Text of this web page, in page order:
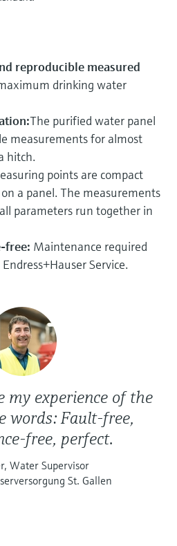
order code,
reproducible measured
drinking water
The purified water panel
measurements for almost
hitch.
points are compact
a panel. The measurements
parameters run together in
free: Maintenance required
Service.
my experience of the
words: Fault-free,
free, perfect.
Water Supervisor
St. Gallen